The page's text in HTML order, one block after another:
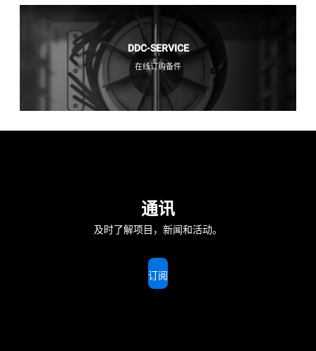
DDC-SERVICE
在线订购备件
通讯
及时了解项目，新闻和活动。
订阅